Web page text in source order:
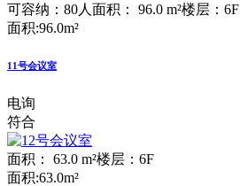
可容纳：80人 面积： 96.0 m²楼层：6F
面积:96.0m²
11号会议室
电询
符合
面积： 63.0 m²楼层：6F
面积:63.0m²